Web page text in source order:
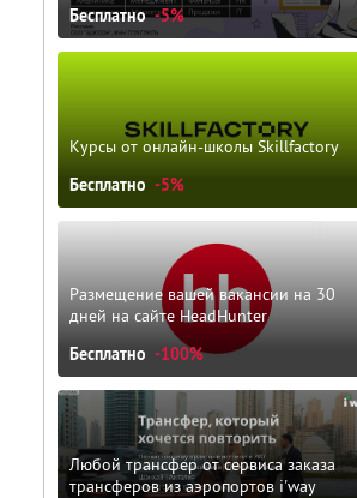
Бесплатно -5%
Курсы от онлайн-школы Skillfactory
Бесплатно -5%
Размещение вашей вакансии на 30
дней на сайте HeadHunter
Бесплатно -100%
Любой трансфер от сервиса заказа
трансферов из аэропортов i'way